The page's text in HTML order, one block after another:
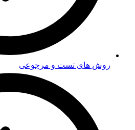
روش های تست و مرجوعی